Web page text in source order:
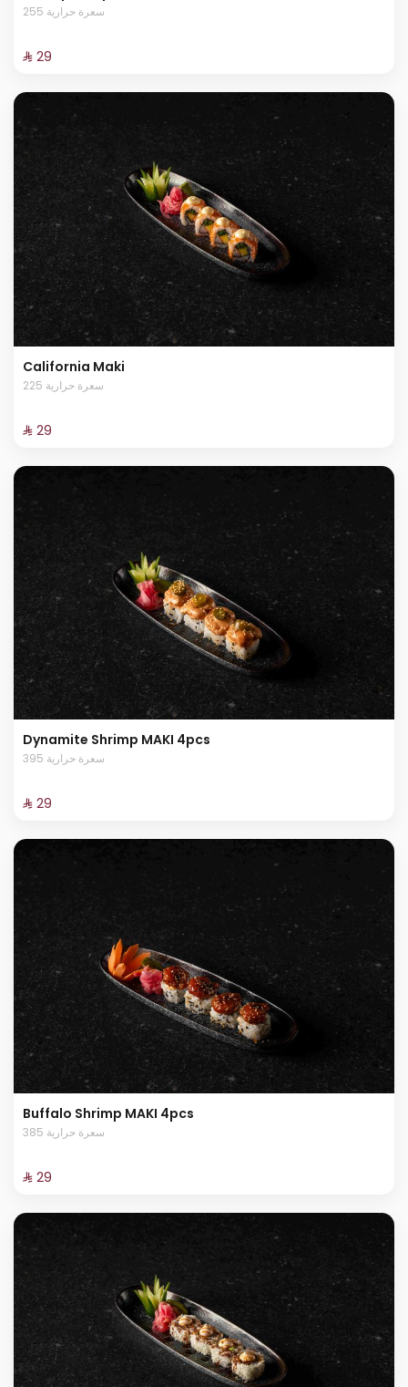
255 سعرة حرارية
⁨⁦‪‬ 29⁩
California Maki
225 سعرة حرارية
⁨⁦‪‬ 29⁩
Dynamite Shrimp MAKI 4pcs
395 سعرة حرارية
⁨⁦‪‬ 29⁩
Buffalo Shrimp MAKI 4pcs
385 سعرة حرارية
⁨⁦‪‬ 29⁩